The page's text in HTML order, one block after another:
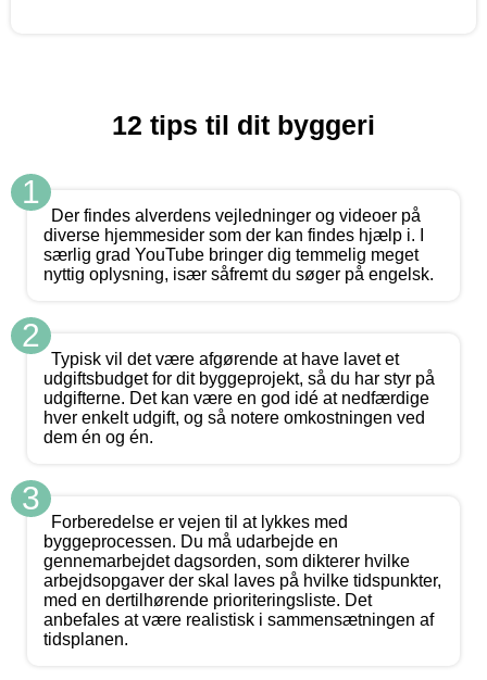
12 tips til dit byggeri
1
Der findes alverdens vejledninger og videoer på
diverse hjemmesider som der kan findes hjælp i. I
særlig grad YouTube bringer dig temmelig meget
nyttig oplysning, især såfremt du søger på engelsk.
2
Typisk vil det være afgørende at have lavet et
udgiftsbudget for dit byggeprojekt, så du har styr på
udgifterne. Det kan være en god idé at nedfærdige
hver enkelt udgift, og så notere omkostningen ved
dem én og én.
3
Forberedelse er vejen til at lykkes med
byggeprocessen. Du må udarbejde en
gennemarbejdet dagsorden, som dikterer hvilke
arbejdsopgaver der skal laves på hvilke tidspunkter,
med en dertilhørende prioriteringsliste. Det
anbefales at være realistisk i sammensætningen af
tidsplanen.